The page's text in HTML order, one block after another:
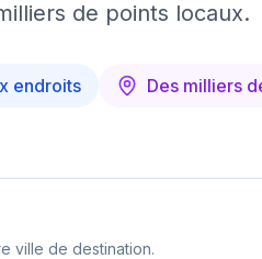
de points locaux.
endroits Des milliers
ville de destination.